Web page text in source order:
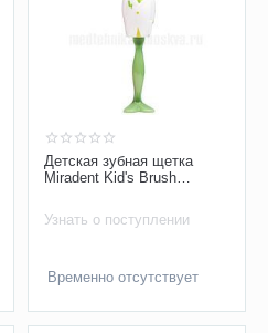
Детская зубная щетка
Miradent Kid's Brush
Узнать о поступлении
Временно отсутствует